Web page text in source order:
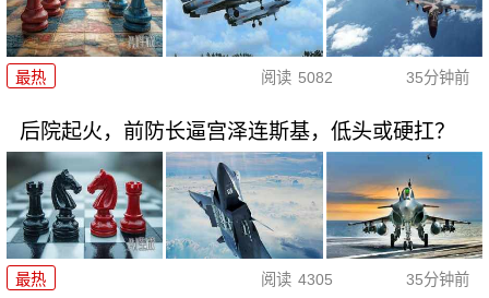
最热 阅读 5082 35分钟前
后院起火，前防长逼宫泽连斯基，低头或硬扛？
最热 阅读 4305 35分钟前